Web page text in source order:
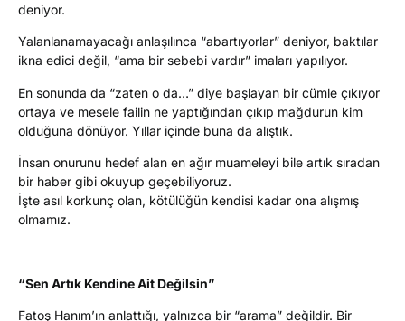
deniyor.
Yalanlanamayacağı anlaşılınca “abartıyorlar” deniyor, baktılar
ikna edici değil, “ama bir sebebi vardır” imaları yapılıyor.
En sonunda da “zaten o da…” diye başlayan bir cümle çıkıyor
ortaya ve mesele failin ne yaptığından çıkıp mağdurun kim
olduğuna dönüyor. Yıllar içinde buna da alıştık.
İnsan onurunu hedef alan en ağır muameleyi bile artık sıradan
bir haber gibi okuyup geçebiliyoruz.
İşte asıl korkunç olan, kötülüğün kendisi kadar ona alışmış
olmamız.
“Sen Artık Kendine Ait Değilsin”
Fatoş Hanım’ın anlattığı, yalnızca bir “arama” değildir. Bir